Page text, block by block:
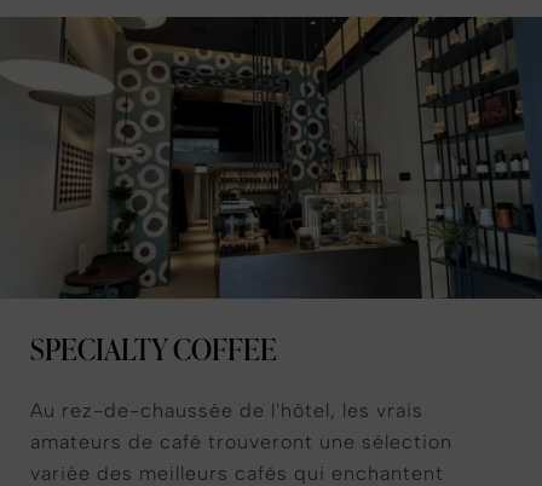
SPECIALTY COFFEE
Au rez-de-chaussée de l'hôtel, les vrais
amateurs de café trouveront une sélection
variée des meilleurs cafés qui enchantent